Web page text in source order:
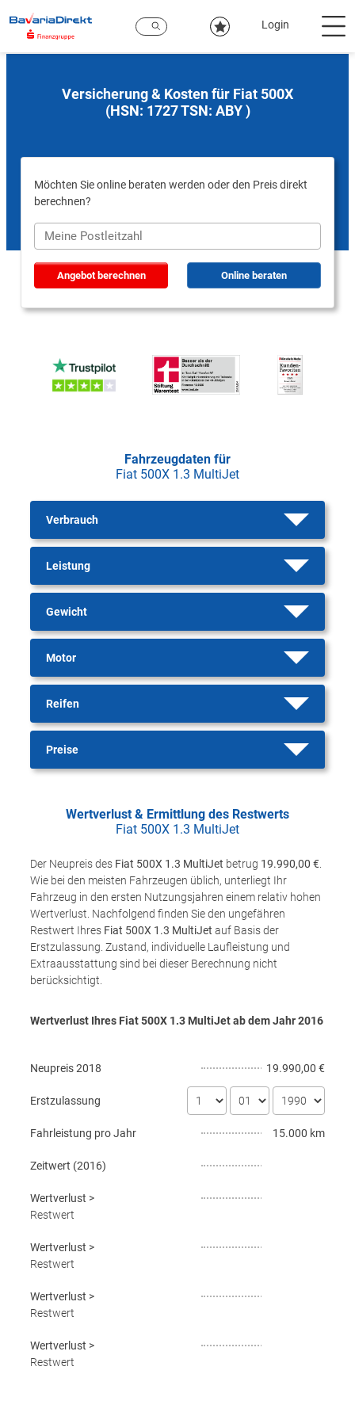
Hauptinhalt
Login
Versicherung & Kosten für Fiat 500X
(HSN: 1727 TSN: ABY )
Möchten Sie online beraten werden oder den Preis direkt
berechnen?
Angebot berechnen Online beraten
Fahrzeugdaten für
Fiat 500X 1.3 MultiJet
Verbrauch
Leistung
Gewicht
Motor
Reifen
Preise
Wertverlust & Ermittlung des Restwerts
Fiat 500X 1.3 MultiJet
Der Neupreis des Fiat 500X 1.3 MultiJet betrug 19.990,00 €
Wie bei den meisten Fahrzeugen üblich, unterliegt Ihr
Fahrzeug in den ersten Nutzungsjahren einem relativ hohen
Wertverlust. Nachfolgend finden Sie den ungefähren
Restwert Ihres Fiat 500X 1.3 MultiJet auf Basis der
Erstzulassung. Zustand, individuelle Laufleistung und
Extraausstattung sind bei dieser Berechnung nicht
berücksichtigt.
Wertverlust Ihres Fiat 500X 1.3 MultiJet ab dem Jahr2016
Neupreis2018 19.990,00 €
Erstzulassung
Fahrleistung pro Jahr 15.000 km
Zeitwert (2016)
Wertverlust >
Restwert
Wertverlust >
Restwert
Wertverlust >
Restwert
Wertverlust >
Restwert